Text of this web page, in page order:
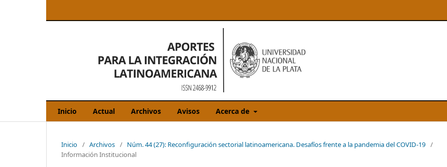
Inicio Actual Archivos Avisos Acerca de
Inicio / Archivos / Núm. 44 (27): Reconfiguración sectorial latinoamericana. Desafíos frente a la pandemia del COVID-19 /
Información Institucional